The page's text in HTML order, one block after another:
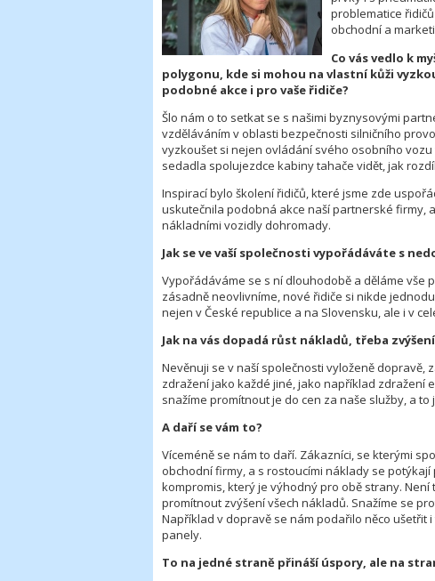
problematice
obchodní a
Co vás vedlo k
polygonu, kde si mohou na vlastní kůži
podobné akce i pro vaše řidiče?
Šlo nám o to setkat se s našimi byznysovými
vzděláváním v oblasti bezpečnosti silničního
vyzkoušet si nejen ovládání svého osobního
sedadla spolujezdce kabiny tahače vidět, jak
Inspirací bylo školení řidičů, které jsme zde
uskutečnila podobná akce naší partnerské firmy,
nákladními vozidly dohromady.
Jak se ve vaší společnosti vypořádáváte s
Vypořádáváme se s ní dlouhodobě a děláme vše
zásadně neovlivníme, nové řidiče si nikde
nejen v České republice a na Slovensku, ale i v
Jak na vás dopadá růst nákladů, třeba
Nevěnuji se v naší společnosti vyloženě dopravě,
zdražení jako každé jiné, jako například zdražení
snažíme promítnout je do cen za naše služby, a to
A daří se vám to?
Víceméně se nám to daří. Zákazníci, se kterými
obchodní firmy, a s rostoucími náklady se
kompromis, který je výhodný pro obě strany.
promítnout zvýšení všech nákladů. Snažíme se
Například v dopravě se nám podařilo něco ušetřit
panely.
To na jedné straně přináší úspory, ale na